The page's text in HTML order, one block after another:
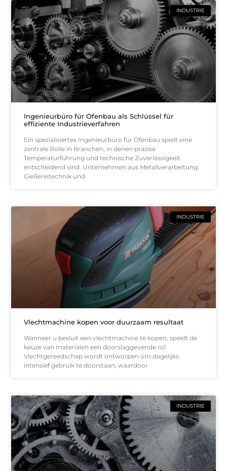
INDUSTRIE
Ingenieurbüro für Ofenbau als Schlüssel für
effiziente Industrieverfahren
Ein spezialisiertes Ingenieurbüro für Ofenbau spielt eine
zentrale Rolle in Branchen, in denen präzise
Temperaturführung und technische Zuverlässigkeit
entscheidend sind. Unternehmen aus Metallverarbeitung,
Gießereitechnik und
INDUSTRIE
Vlechtmachine kopen voor duurzaam resultaat
Wanneer u besluit een vlechtmachine te kopen, speelt de
keuze van materialen een doorslaggevende rol.
Vlechtgereedschap wordt ontworpen om dagelijks
intensief gebruik te doorstaan, waardoor
INDUSTRIE